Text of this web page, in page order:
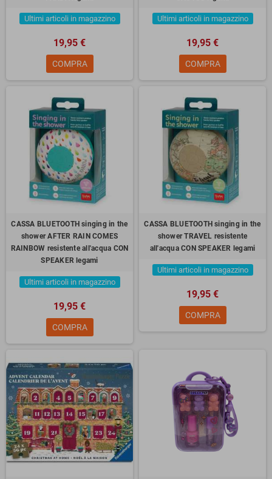
Ultimi articoli in magazzino
19,95 €
COMPRA
Ultimi articoli in magazzino
19,95 €
COMPRA
CASSA BLUETOOTH singing in the
shower AFTER RAIN COMES
RAINBOW resistente all'acqua CON
SPEAKER legami
Ultimi articoli in magazzino
19,95 €
COMPRA
CASSA BLUETOOTH singing in the
shower TRAVEL resistente
all'acqua CON SPEAKER legami
Ultimi articoli in magazzino
19,95 €
COMPRA